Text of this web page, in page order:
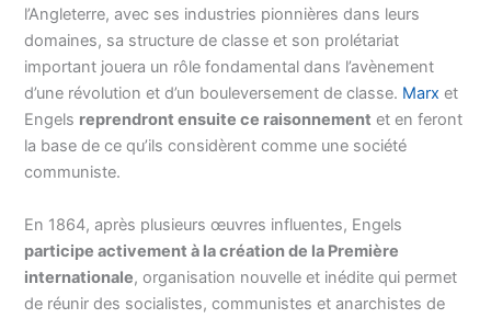
l’Angleterre, avec ses industries pionnières dans leurs
domaines, sa structure de classe et son prolétariat
important jouera un rôle fondamental dans l’avènement
d’une révolution et d’un bouleversement de classe. Marx et
Engels reprendront ensuite ce raisonnement et en feront
la base de ce qu’ils considèrent comme une société
communiste.
En 1864, après plusieurs œuvres influentes, Engels
participe activement à la création de la Première
internationale, organisation nouvelle et inédite qui permet
de réunir des socialistes, communistes et anarchistes de